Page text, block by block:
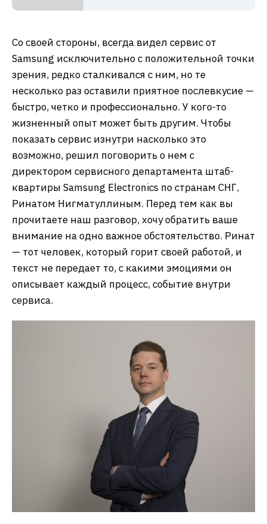
Со своей стороны, всегда видел сервис от
Samsung исключительно с положительной точки
зрения, редко сталкивался с ним, но те
несколько раз оставили приятное послевкусие —
быстро, четко и профессионально. У кого-то
жизненный опыт может быть другим. Чтобы
показать сервис изнутри насколько это
возможно, решил поговорить о нем с
директором сервисного департамента штаб-
квартиры Samsung Electronics по странам СНГ,
Ринатом Нигматуллиным. Перед тем как вы
прочитаете наш разговор, хочу обратить ваше
внимание на одно важное обстоятельство. Ринат
— тот человек, который горит своей работой, и
текст не передает то, с какими эмоциями он
описывает каждый процесс, событие внутри
сервиса.